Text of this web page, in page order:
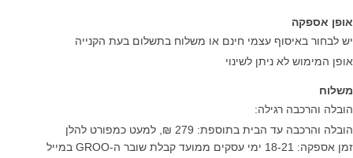
אופן אספקה
יש לבחור באיסוף עצמי חינם או משלוח בתשלום בעת הקנייה
אופן המימוש לא ניתן לשינוי
משלוח
הובלה והרכבה רגילה:
הובלה והרכבה עד הבית בתוספת: 279 ₪, למעט כמפורט להלן
זמן אספקה: 18-21 ימי עסקים ממועד קבלת שובר ה-GROO במייל